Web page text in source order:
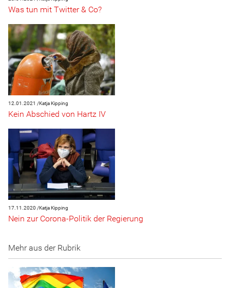
Was tun mit Twitter & Co?
12.01.2021 /Katja Kipping
Kein Abschied von Hartz IV
17.11.2020 /Katja Kipping
Nein zur Corona-Politik der Regierung
Mehr aus der Rubrik